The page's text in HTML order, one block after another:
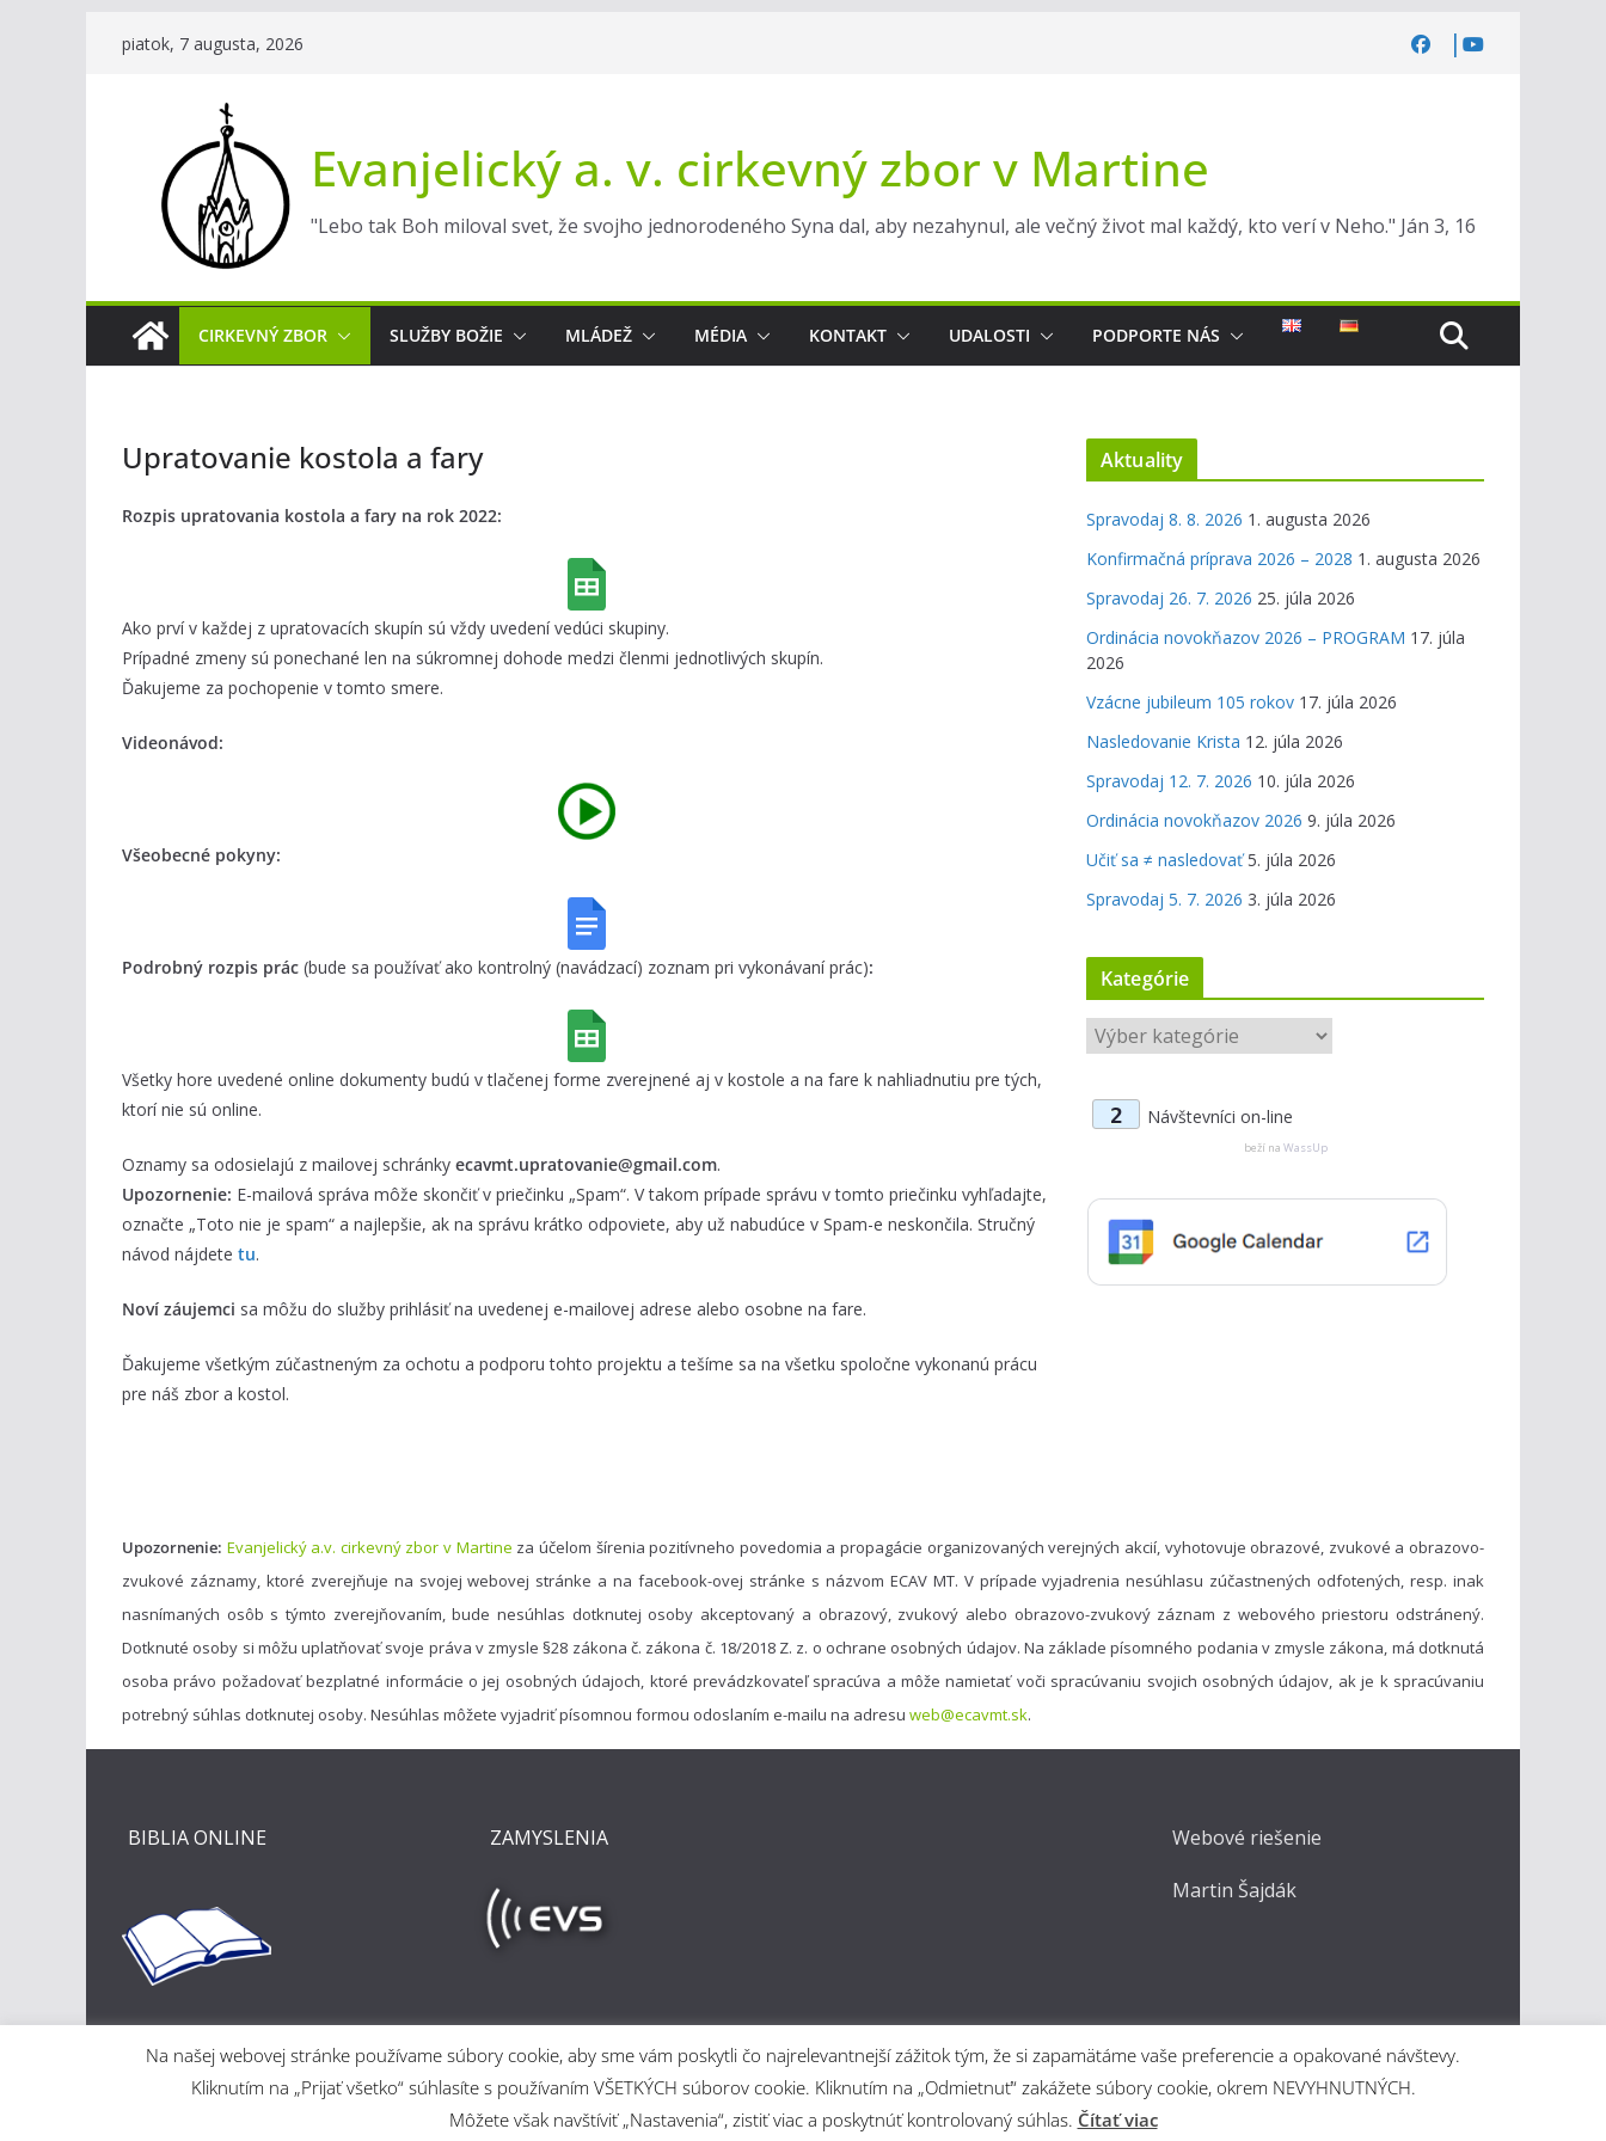
piatok, 7 augusta, 2026
Evanjelický a. v. cirkevný zbor v Martine
"Lebo tak Boh miloval svet, že svojho jednorodeného Syna dal, aby nezahynul, ale večný život mal každý, kto verí v Neho." Ján 3, 16
CIRKEVNÝ ZBOR SLUŽBY BOŽIE MLÁDEŽ MÉDIA KONTAKT UDALOSTI PODPORTE NÁS
Upratovanie kostola a fary
Rozpis upratovania kostola a fary na rok 2022:
Ako prví v každej z upratovacích skupín sú vždy uvedení vedúci skupiny.
Prípadné zmeny sú ponechané len na súkromnej dohode medzi členmi jednotlivých skupín.
Ďakujeme za pochopenie v tomto smere.
Videonávod:
Všeobecné pokyny:
Podrobný rozpis prác (bude sa používať ako kontrolný (navádzací) zoznam pri vykonávaní prác):
Všetky hore uvedené online dokumenty budú v tlačenej forme zverejnené aj v kostole a na fare k nahliadnutiu pre tých,
ktorí nie sú online.
Oznamy sa odosielajú z mailovej schránky ecavmt.upratovanie@gmail.com.
Upozornenie: E-mailová správa môže skončiť v priečinku „Spam“. V takom prípade správu v tomto priečinku vyhľadajte,
označte „Toto nie je spam“ a najlepšie, ak na správu krátko odpoviete, aby už nabudúce v Spam-e neskončila. Stručný
návod nájdete tu.
Noví záujemci sa môžu do služby prihlásiť na uvedenej e-mailovej adrese alebo osobne na fare.
Ďakujeme všetkým zúčastneným za ochotu a podporu tohto projektu a tešíme sa na všetku spoločne vykonanú prácu
pre náš zbor a kostol.
Aktuality
Spravodaj 8. 8. 2026 1. augusta 2026
Konfirmačná príprava 2026 – 2028 1. augusta 2026
Spravodaj 26. 7. 2026 25. júla 2026
Ordinácia novokňazov 2026 – PROGRAM 17. júla
2026
Vzácne jubileum 105 rokov 17. júla 2026
Nasledovanie Krista 12. júla 2026
Spravodaj 12. 7. 2026 10. júla 2026
Ordinácia novokňazov 2026 9. júla 2026
Učiť sa ≠ nasledovať 5. júla 2026
Spravodaj 5. 7. 2026 3. júla 2026
Kategórie
K
a
e
r
e
2 Návštevníci on-line
beží na WassUp
Upozornenie: Evanjelický a.v. cirkevný zbor v Martine za účelom šírenia pozitívneho povedomia a propagácie organizovaných verejných akcií, vyhotovuje obrazové, zvukové a obrazovo-
zvukové záznamy, ktoré zverejňuje na svojej webovej stránke a na facebook-ovej stránke s názvom ECAV MT. V prípade vyjadrenia nesúhlasu zúčastnených odfotených, resp. inak
nasnímaných osôb s týmto zverejňovaním, bude nesúhlas dotknutej osoby akceptovaný a obrazový, zvukový alebo obrazovo-zvukový záznam z webového priestoru odstránený.
Dotknuté osoby si môžu uplatňovať svoje práva v zmysle §28 zákona č. zákona č. 18/2018 Z. z. o ochrane osobných údajov. Na základe písomného podania v zmysle zákona, má dotknutá
osoba právo požadovať bezplatné informácie o jej osobných údajoch, ktoré prevádzkovateľ spracúva a môže namietať voči spracúvaniu svojich osobných údajov, ak je k spracúvaniu
potrebný súhlas dotknutej osoby. Nesúhlas môžete vyjadriť písomnou formou odoslaním e-mailu na adresu web@ecavmt.sk.
BIBLIA ONLINE ZAMYSLENIA
Webové riešenie
Martin Šajdák
Evanjelický a. v. cirkevný zbor v Martine. Powered byColorMagand
Na našej webovej stránke používame súbory cookie, aby sme vám poskytli čo najrelevantnejší zážitok tým, že si zapamätáme vaše preferencie a opakované návštevy.
Kliknutím na „Prijať všetko“ súhlasíte s používaním VŠETKÝCH súborov cookie. Kliknutím na „Odmietnuť“ zakážete súbory cookie, okrem NEVYHNUTNÝCH.
Môžete však navštíviť „Nastavenia“, zistiť viac a poskytnúť kontrolovaný súhlas. Čítať viac